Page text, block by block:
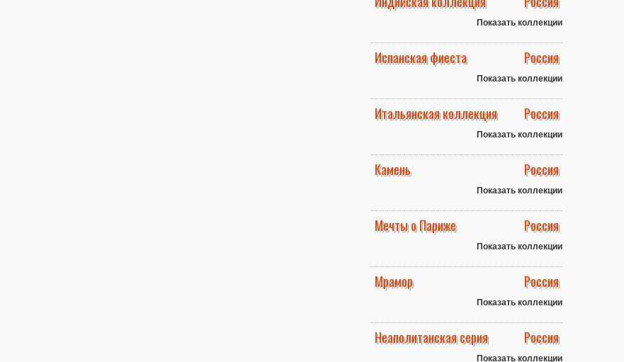
Показать коллекции
Испанская фиеста Россия
Показать коллекции
Итальянская коллекция Россия
Показать коллекции
Камень Россия
Показать коллекции
Мечты о Париже Россия
Показать коллекции
Мрамор Россия
Показать коллекции
Неаполитанская серия Россия
Показать коллекции